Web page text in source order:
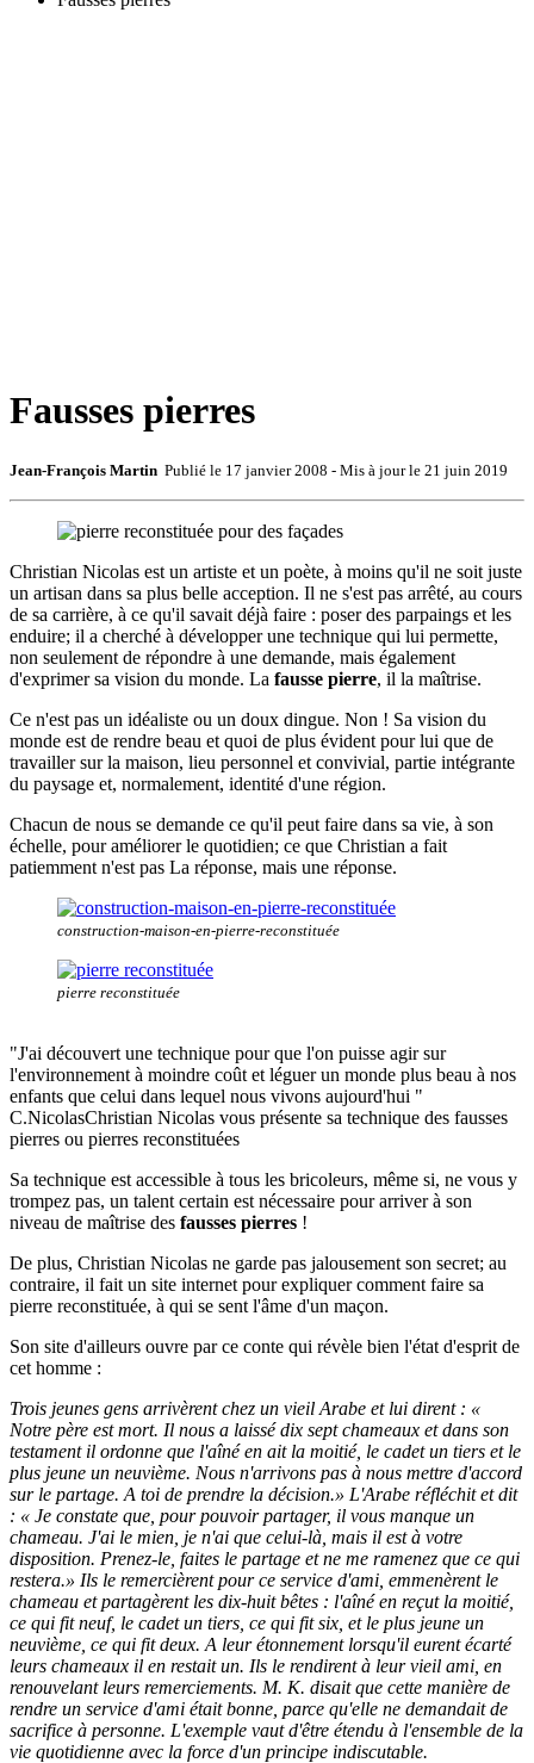
Fausses pierres
Jean-François Martin Publié le 17 janvier 2008 - Mis à jour le 21 juin 2019
Christian Nicolas est un artiste et un poète, à moins qu'il ne soit juste
un artisan dans sa plus belle acception. Il ne s'est pas arrêté, au cours
de sa carrière, à ce qu'il savait déjà faire : poser des parpaings et les
enduire; il a cherché à développer une technique qui lui permette,
non seulement de répondre à une demande, mais également
d'exprimer sa vision du monde. La fausse pierre, il la maîtrise.
Ce n'est pas un idéaliste ou un doux dingue. Non ! Sa vision du
monde est de rendre beau et quoi de plus évident pour lui que de
travailler sur la maison, lieu personnel et convivial, partie intégrante
du paysage et, normalement, identité d'une région.
Chacun de nous se demande ce qu'il peut faire dans sa vie, à son
échelle, pour améliorer le quotidien; ce que Christian a fait
patiemment n'est pas La réponse, mais une réponse.
construction-maison-en-pierre-reconstituée
pierre reconstituée
"J'ai découvert une technique pour que l'on puisse agir sur
l'environnement à moindre coût et léguer un monde plus beau à nos
enfants que celui dans lequel nous vivons aujourd'hui "
C.NicolasChristian Nicolas vous présente sa technique des fausses
pierres ou pierres reconstituées
Sa technique est accessible à tous les bricoleurs, même si, ne vous y
trompez pas, un talent certain est nécessaire pour arriver à son
niveau de maîtrise des fausses pierres !
De plus, Christian Nicolas ne garde pas jalousement son secret; au
contraire, il fait un site internet pour expliquer comment faire sa
pierre reconstituée, à qui se sent l'âme d'un maçon.
Son site d'ailleurs ouvre par ce conte qui révèle bien l'état d'esprit de
cet homme :
Trois jeunes gens arrivèrent chez un vieil Arabe et lui dirent : «
Notre père est mort. Il nous a laissé dix sept chameaux et dans son
testament il ordonne que l'aîné en ait la moitié, le cadet un tiers et le
plus jeune un neuvième. Nous n'arrivons pas à nous mettre d'accord
sur le partage. A toi de prendre la décision.» L'Arabe réfléchit et dit
: « Je constate que, pour pouvoir partager, il vous manque un
chameau. J'ai le mien, je n'ai que celui-là, mais il est à votre
disposition. Prenez-le, faites le partage et ne me ramenez que ce qui
restera.» Ils le remercièrent pour ce service d'ami, emmenèrent le
chameau et partagèrent les dix-huit bêtes : l'aîné en reçut la moitié,
ce qui fit neuf, le cadet un tiers, ce qui fit six, et le plus jeune un
neuvième, ce qui fit deux. A leur étonnement lorsqu'il eurent écarté
leurs chameaux il en restait un. Ils le rendirent à leur vieil ami, en
renouvelant leurs remerciements. M. K. disait que cette manière de
rendre un service d'ami était bonne, parce qu'elle ne demandait de
sacrifice à personne. L'exemple vaut d'être étendu à l'ensemble de la
vie quotidienne avec la force d'un principe indiscutable.